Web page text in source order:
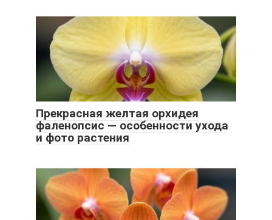
Прекрасная желтая орхидея
фаленопсис — особенности ухода
и фото растения